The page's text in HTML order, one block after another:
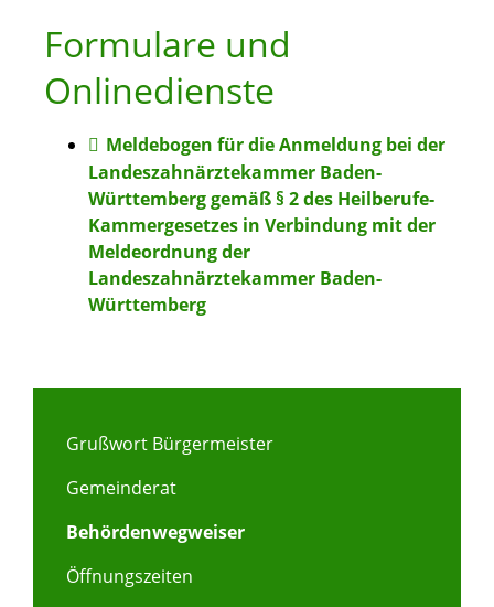
Formulare und
Onlinedienste
Meldebogen für die Anmeldung bei der
Landeszahnärztekammer Baden-
Württemberg gemäß § 2 des Heilberufe-
Kammergesetzes in Verbindung mit der
Meldeordnung der
Landeszahnärztekammer Baden-
Württemberg
Grußwort Bürgermeister
Gemeinderat
Behördenwegweiser
Öffnungszeiten